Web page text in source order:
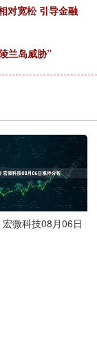
对宽松 引导金融
兰岛威胁”
微科技08月06日